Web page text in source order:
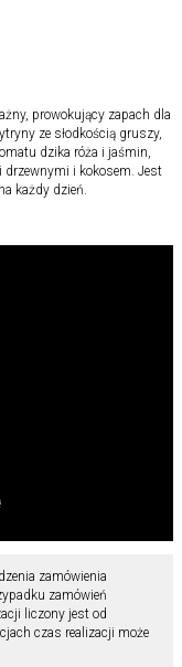
prowokujący zapach dla
ze słodkością gruszy,
dzika róża i jaśmin,
i kokosem. Jest
każdy dzień.
zamówienia
zamówień
liczony jest od
czas realizacji może